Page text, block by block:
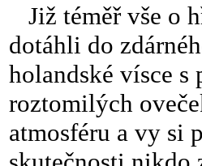
Již téměř vše o
dotáhli do
holandské vísce
roztomilých
atmosféru a vy si